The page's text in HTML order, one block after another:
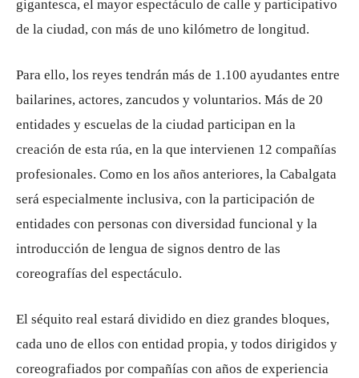
gigantesca, el mayor espectáculo de calle y participativo
de la ciudad, con más de uno kilómetro de longitud.
Para ello, los reyes tendrán más de 1.100 ayudantes entre
bailarines, actores, zancudos y voluntarios. Más de 20
entidades y escuelas de la ciudad participan en la
creación de esta rúa, en la que intervienen 12 compañías
profesionales. Como en los años anteriores, la Cabalgata
será especialmente inclusiva, con la participación de
entidades con personas con diversidad funcional y la
introducción de lengua de signos dentro de las
coreografías del espectáculo.
El séquito real estará dividido en diez grandes bloques,
cada uno de ellos con entidad propia, y todos dirigidos y
coreografiados por compañías con años de experiencia